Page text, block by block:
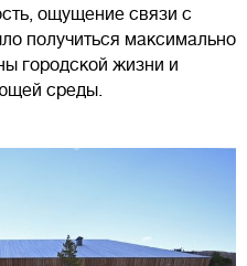
ощущение связи с
получиться максимально
городской жизни и
среды.